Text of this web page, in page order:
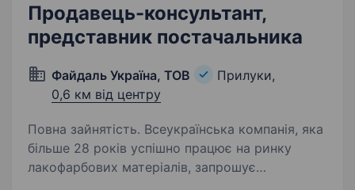
Продавець-консультант,
представник постачальника
Файдаль Україна, ТОВ
Прилуки,
0,6 км від центру
Повна зайнятість. Всеукраїнська компанія, яка
більше 28 років успішно працює на ринку
лакофарбових матеріалів, запрошує